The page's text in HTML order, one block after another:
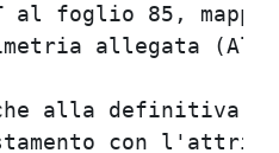
al foglio 85,
che alla
con